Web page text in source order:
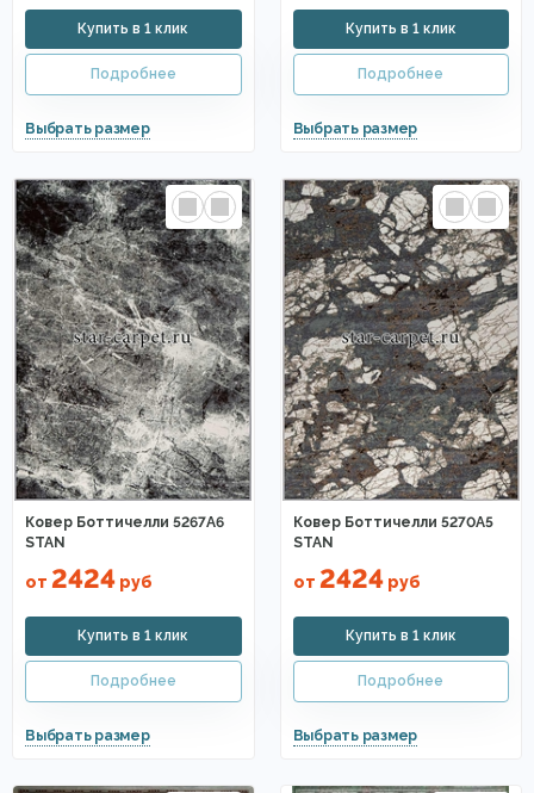
Ковер Боттичелли 5267A6
STAN
от 2424 руб
Ковер Боттичелли 5270A5
STAN
от 2424руб